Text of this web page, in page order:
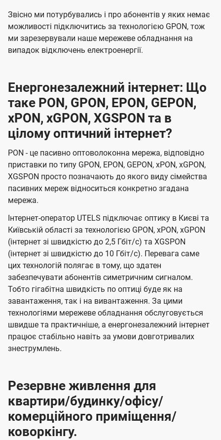
Звісно ми потурбувались і про абонентів у яких немає
можливості підключитись за технологією GPON, тож
ми зарезервували наше мережеве обладнання на
випадок відключень електроенергії.
Енергонезалежний інтернет: Що
таке PON, GPON, EPON, GEPON,
xPON, xGPON, XGSPON та в
цілому оптичний інтернет?
PON - це пасивно оптоволоконна мережа, відповідно
приставки по типу GPON, EPON, GEPON, xPON, xGPON,
XGSPON просто позначають до якого виду сімейства
пасивних мереж відноситься конкретно згадана
мережа.
Інтернет-оператор UTELS підключає оптику в Києві та
Київській області за технологією GPON, xPON, xGPON
(інтернет зі швидкістю до 2,5 Гбіт/с) та XGSPON
(інтернет зі швидкістю до 10 Гбіт/с). Перевага саме
цих технологій полягає в тому, що здатен
забезпечувати абонентів симетричним сигналом.
Тобто гігабітна швидкість по оптиці буде як на
завантаження, так і на вивантаження. За цими
технологіями мережеве обладнання обслуговується
швидше та практичніше, а енергонезалежний інтернет
працює стабільно навіть за умови довготривалих
знеструмлень.
Резервне живлення для
квартири/будинку/офісу/
комерційного приміщення/
коворкінгу.